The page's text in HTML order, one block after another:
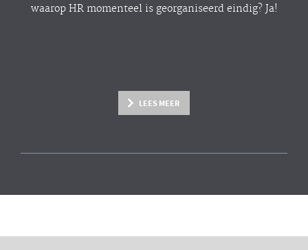
waarop HR momenteel is georganiseerd eindig? Ja!
LEES MEER